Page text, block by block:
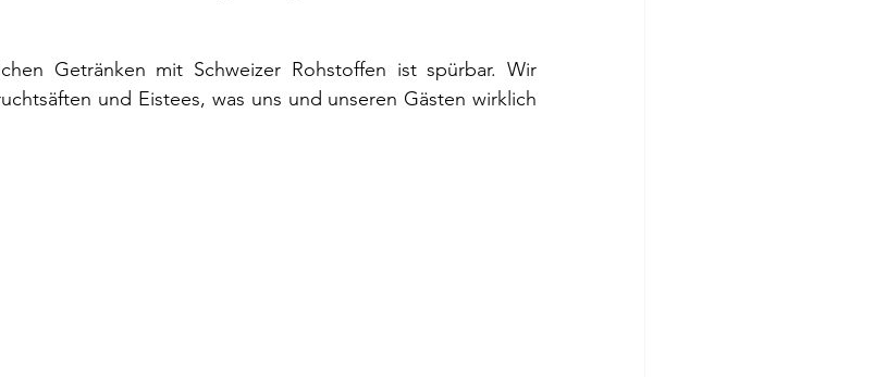
Getränken mit Schweizer Rohstoffen ist spürbar. Wir
und Eistees, was uns und unseren Gästen wirklich